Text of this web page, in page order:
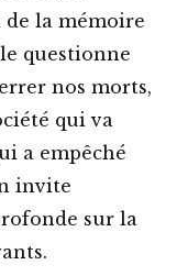
de la mémoire
questionne
nos morts,
qui va
a empêché
invite
sur la